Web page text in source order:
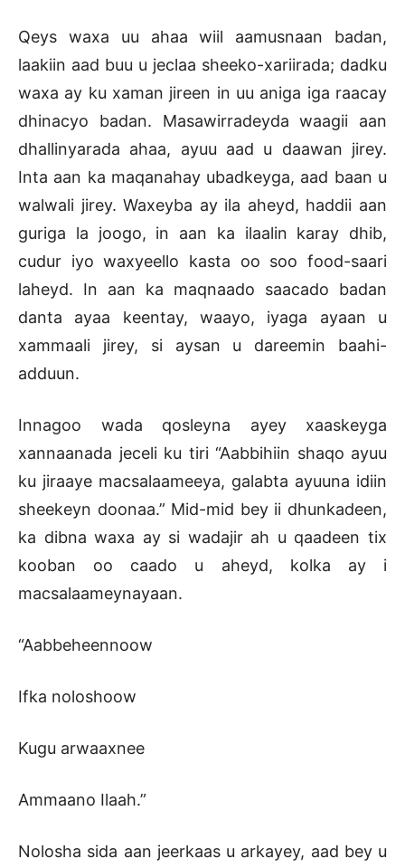
Qeys waxa uu ahaa wiil aamusnaan badan,
laakiin aad buu u jeclaa sheeko-xariirada; dadku
waxa ay ku xaman jireen in uu aniga iga raacay
dhinacyo badan. Masawirradeyda waagii aan
dhallinyarada ahaa, ayuu aad u daawan jirey.
Inta aan ka maqanahay ubadkeyga, aad baan u
walwali jirey. Waxeyba ay ila aheyd, haddii aan
guriga la joogo, in aan ka ilaalin karay dhib,
cudur iyo waxyeello kasta oo soo food-saari
laheyd. In aan ka maqnaado saacado badan
danta ayaa keentay, waayo, iyaga ayaan u
xammaali jirey, si aysan u dareemin baahi-
adduun.
Innagoo wada qosleyna ayey xaaskeyga
xannaanada jeceli ku tiri “Aabbihiin shaqo ayuu
ku jiraaye macsalaameeya, galabta ayuuna idiin
sheekeyn doonaa.” Mid-mid bey ii dhunkadeen,
ka dibna waxa ay si wadajir ah u qaadeen tix
kooban oo caado u aheyd, kolka ay i
macsalaameynayaan.
“Aabbeheennoow
Ifka noloshoow
Kugu arwaaxnee
Ammaano Ilaah.”
Nolosha sida aan jeerkaas u arkayey, aad bey u